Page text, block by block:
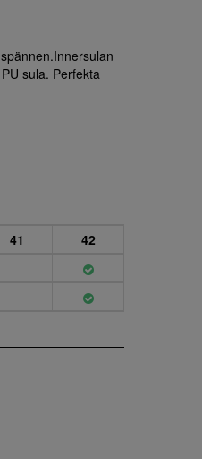
sula. Perfekta
41
42